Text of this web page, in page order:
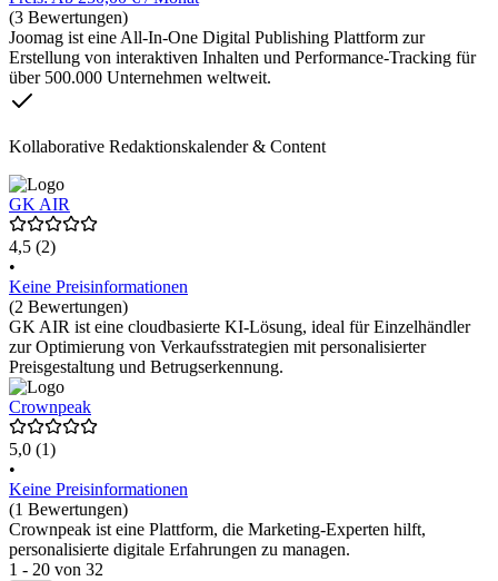
(3 Bewertungen)
Joomag ist eine All-In-One Digital Publishing Plattform zur
Erstellung von interaktiven Inhalten und Performance-Tracking für
über 500.000 Unternehmen weltweit.
Kollaborative Redaktionskalender & Content
GK AIR
4,5 (2)
•
Keine Preisinformationen
(2 Bewertungen)
GK AIR ist eine cloudbasierte KI-Lösung, ideal für Einzelhändler
zur Optimierung von Verkaufsstrategien mit personalisierter
Preisgestaltung und Betrugserkennung.
Crownpeak
5,0 (1)
•
Keine Preisinformationen
(1 Bewertungen)
Crownpeak ist eine Plattform, die Marketing-Experten hilft,
personalisierte digitale Erfahrungen zu managen.
1 - 20 von 32